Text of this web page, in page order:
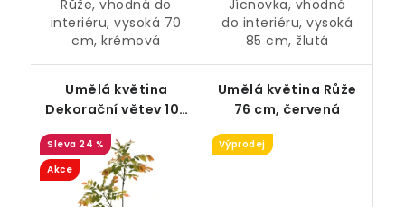
Růže, vhodná do
interiéru, vysoká 70
cm, krémová
Jícnovka, vhodná
do interiéru, vysoká
85 cm, žlutá
Umělá květina
Dekorační větev 108
24 %
Akce
Umělá květina Růže
76 cm, červená
Výprodej